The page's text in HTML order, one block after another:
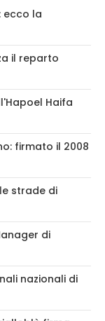
ecco la
il reparto
Haifa
firmato il 2008
strade di
di
nazionali di